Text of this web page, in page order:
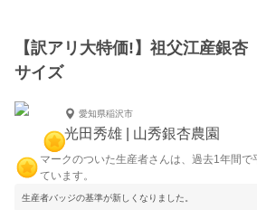
【訳アリ大特価!】祖父江産銀
サイズ
愛知県稲沢市
光田秀雄 | 山秀銀杏農園
マークのついた生産者さんは、過去1年間
ています。
生産者バッジの基準が新しくなりました。